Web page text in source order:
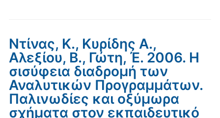
Ντίνας, Κ., Κυρίδης Α.,
Αλεξίου, Β., Γώτη, Έ. 2006. Η
σισύφεια διαδρομή των
Αναλυτικών Προγραμμάτων.
Παλινωδίες και οξύμωρα
σχήματα στον εκπαιδευτικό